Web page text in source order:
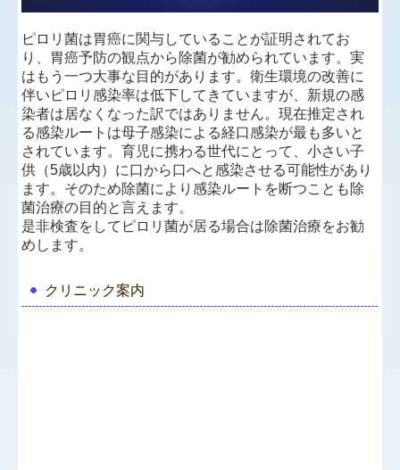
クリニック案内
ピロリ菌は胃癌に関与していることが証明されてお
り、胃癌予防の観点から除菌が勧められています。実
はもう一つ大事な目的があります。衛生環境の改善に
伴いピロリ感染率は低下してきていますが、新規の感
染者は居なくなった訳ではありません。現在推定され
る感染ルートは母子感染による経口感染が最も多いと
されています。育児に携わる世代にとって、小さい子
供（5歳以内）に口から口へと感染させる可能性があり
ます。そのため除菌により感染ルートを断つことも除
菌治療の目的と言えます。
是非検査をしてピロリ菌が居る場合は除菌治療をお勧
めします。